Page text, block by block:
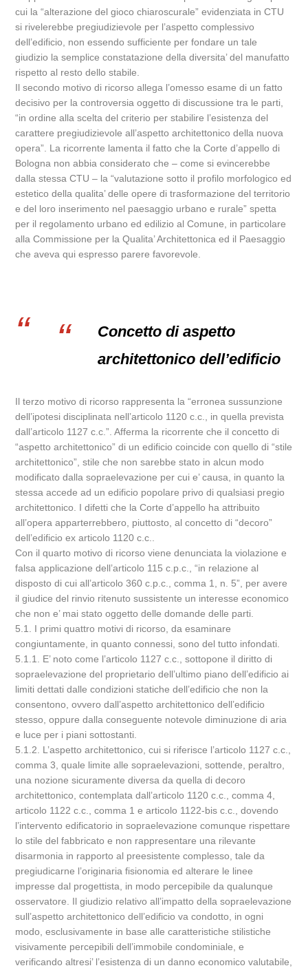
cui la “alterazione del gioco chiaroscurale” evidenziata in CTU
si rivelerebbe pregiudizievole per l’aspetto complessivo
dell’edificio, non essendo sufficiente per fondare un tale
giudizio la semplice constatazione della diversita’ del manufatto
rispetto al resto dello stabile.
Il secondo motivo di ricorso allega l’omesso esame di un fatto
decisivo per la controversia oggetto di discussione tra le parti,
“in ordine alla scelta del criterio per stabilire l’esistenza del
carattere pregiudizievole all’aspetto architettonico della nuova
opera”. La ricorrente lamenta il fatto che la Corte d’appello di
Bologna non abbia considerato che – come si evincerebbe
dalla stessa CTU – la “valutazione sotto il profilo morfologico ed
estetico della qualita’ delle opere di trasformazione del territorio
e del loro inserimento nel paesaggio urbano e rurale” spetta
per il regolamento urbano ed edilizio al Comune, in particolare
alla Commissione per la Qualita’ Architettonica ed il Paesaggio
che aveva qui espresso parere favorevole.
Concetto di aspetto
architettonico dell’edificio
Il terzo motivo di ricorso rappresenta la “erronea sussunzione
dell’ipotesi disciplinata nell’articolo 1120 c.c., in quella prevista
dall’articolo 1127 c.c.”. Afferma la ricorrente che il concetto di
“aspetto architettonico” di un edificio coincide con quello di “stile
architettonico”, stile che non sarebbe stato in alcun modo
modificato dalla sopraelevazione per cui e’ causa, in quanto la
stessa accede ad un edificio popolare privo di qualsiasi pregio
architettonico. I difetti che la Corte d’appello ha attribuito
all’opera apparterrebbero, piuttosto, al concetto di “decoro”
dell’edificio ex articolo 1120 c.c..
Con il quarto motivo di ricorso viene denunciata la violazione e
falsa applicazione dell’articolo 115 c.p.c., “in relazione al
disposto di cui all’articolo 360 c.p.c., comma 1, n. 5”, per avere
il giudice del rinvio ritenuto sussistente un interesse economico
che non e’ mai stato oggetto delle domande delle parti.
5.1. I primi quattro motivi di ricorso, da esaminare
congiuntamente, in quanto connessi, sono del tutto infondati.
5.1.1. E’ noto come l’articolo 1127 c.c., sottopone il diritto di
sopraelevazione del proprietario dell’ultimo piano dell’edificio ai
limiti dettati dalle condizioni statiche dell’edificio che non la
consentono, ovvero dall’aspetto architettonico dell’edificio
stesso, oppure dalla conseguente notevole diminuzione di aria
e luce per i piani sottostanti.
5.1.2. L’aspetto architettonico, cui si riferisce l’articolo 1127 c.c.,
comma 3, quale limite alle sopraelevazioni, sottende, peraltro,
una nozione sicuramente diversa da quella di decoro
architettonico, contemplata dall’articolo 1120 c.c., comma 4,
articolo 1122 c.c., comma 1 e articolo 1122-bis c.c., dovendo
l’intervento edificatorio in sopraelevazione comunque rispettare
lo stile del fabbricato e non rappresentare una rilevante
disarmonia in rapporto al preesistente complesso, tale da
pregiudicarne l’originaria fisionomia ed alterare le linee
impresse dal progettista, in modo percepibile da qualunque
osservatore. Il giudizio relativo all’impatto della sopraelevazione
sull’aspetto architettonico dell’edificio va condotto, in ogni
modo, esclusivamente in base alle caratteristiche stilistiche
visivamente percepibili dell’immobile condominiale, e
verificando altresi’ l’esistenza di un danno economico valutabile,